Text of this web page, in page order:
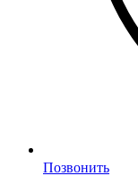
Позвонить